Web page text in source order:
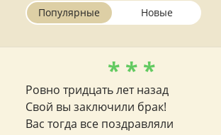
Популярные Новые
* * *
Ровно тридцать лет назад
Свой вы заключили брак!
Вас тогда все поздравляли